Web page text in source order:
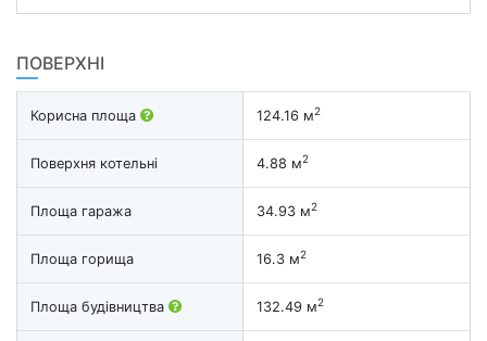
ПОВЕРХНІ
Корисна площа 124.16 м2
Поверхня котельні 4.88 м2
Площа гаража 34.93 м2
Площа горища 16.3 м2
Площа будівництва 132.49 м2